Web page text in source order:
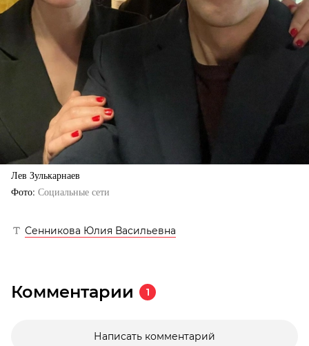
Лев Зулькарнаев
Фото Социальные сети
Сенникова Юлия Васильевна
Комментарии 1
Написать комментарий